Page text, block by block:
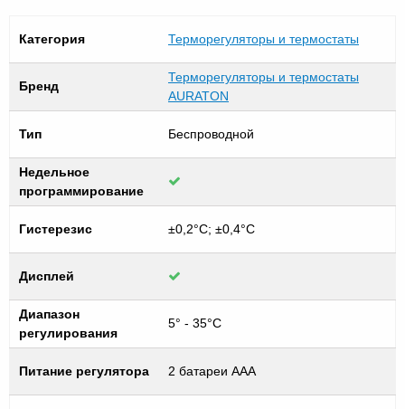
Категория Терморегуляторы и термостаты
Бренд
Терморегуляторы и термостаты
AURATON
Тип Беспроводной
Недельное
программирование
Гистерезис ±0,2°C; ±0,4°C
Дисплей
Диапазон
регулирования
5° - 35°C
Питание регулятора 2 батареи AAA